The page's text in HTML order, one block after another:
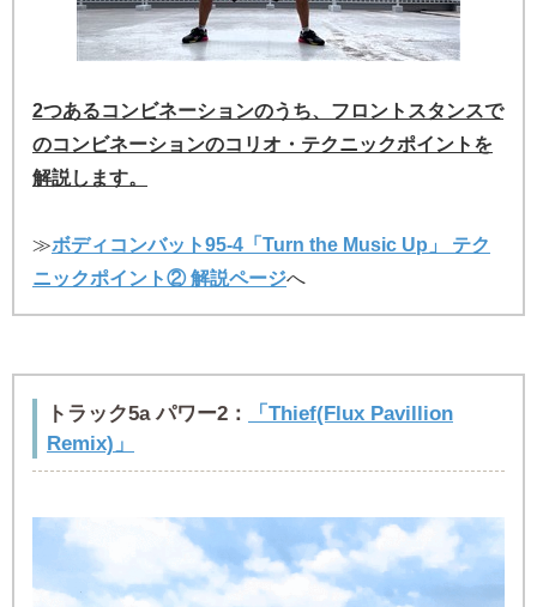
2つあるコンビネーションのうち、フロントスタンスで
のコンビネーションのコリオ・テクニックポイントを
解説します。
≫ボディコンバット95-4「Turn the Music Up」 テク
ニックポイント② 解説ページへ
トラック5a パワー2：
「Thief(Flux Pavillion
Remix)」